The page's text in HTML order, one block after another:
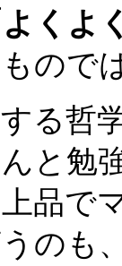
よくよ
ので
る哲
と勉
品で
のも